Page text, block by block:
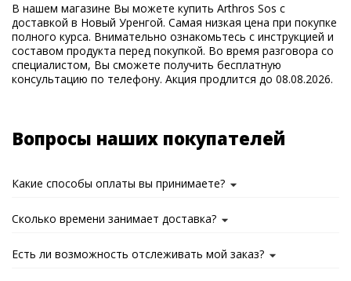
В нашем магазине Вы можете купить Arthros Sos с
доставкой в Новый Уренгой. Самая низкая цена при покупке
полного курса. Внимательно ознакомьтесь с инструкцией и
составом продукта перед покупкой. Во время разговора со
специалистом, Вы сможете получить бесплатную
консультацию по телефону. Акция продлится до 08.08.2026.
Вопросы наших покупателей
Какие способы оплаты вы принимаете?
Сколько времени занимает доставка?
Есть ли возможность отслеживать мой заказ?